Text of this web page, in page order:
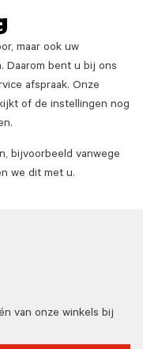
maar ook uw
Daarom bent u bij ons
afspraak. Onze
of de instellingen nog
bijvoorbeeld vanwege
we dit met u.
van onze winkels bij